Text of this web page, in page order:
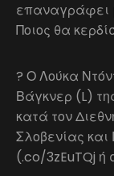
επαναγράφει
Ποιος θα
? Ο Λούκα
Βάγκνερ (L)
κατά τον
Σλοβενίας
(.co/3zEuTQj ή